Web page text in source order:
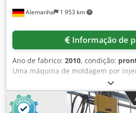
Alemanha 1 953 km
Informação de
Ano de fabrico: 2010, condição:
Uma máquina de moldagem por
com unidade de injeção horizontal
de fechamento: 1300kN, curso de
mínima para instalação do molde: